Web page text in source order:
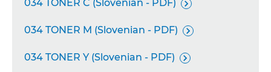
034 TONER C (Slovenian - PDF) 
034 TONER M (Slovenian - PDF) 
034 TONER Y (Slovenian - PDF) 